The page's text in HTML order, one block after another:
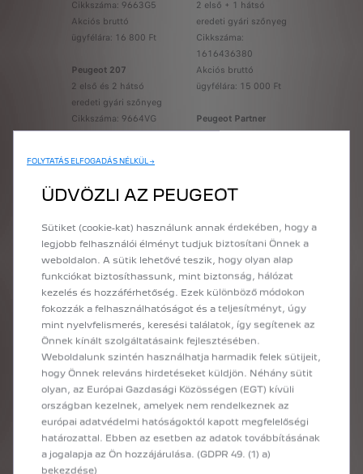
Cikkszáma: 9663G5
Akciós bruttó
ügyfélára: 16 800 Ft
Peugeot 207
2 első és 2 hátsó
eredeti gyári szőnyeg
Cikkszáma: 9664VG
Akciós bruttó
2 első + 2 hátsó
Cikkszáma:
1691343880
Akciós bruttó
ügyfélára: 12 600 Ft
Peugeot 2008 (P24E)
első eredeti gyári
szőnyeg
Cikkszáma:
1691353580
Akciós bruttó
ügyfélára: 9 400 Ft
2 első + 1 hátsó
eredeti gyári szőnyeg
Cikkszáma:
1616436380
Akciós bruttó
ügyfélára: 15 000 Ft
Peugeot Partner
Tepee (B9)
1609351980
ügyfélára: 24700 Ft
Peugeot Partner
Tepee (B9)
2 első + 1 hátsó
eredeti gyári szőnyeg
Cikkszáma:
1609072780
Akciós bruttó
ügyfélára: 26 500 Ft
* Az akciós kedvezmény a P Automobil Import Kft. által forgalmazott összes Mopar
FOLYTATÁS ELFOGADÁS NÉLKÜL →
ÜDVÖZLI AZ PEUGEOT
Sütiket (cookie-kat) használunk annak érdekében, hogy a
legjobb felhasználói élményt tudjuk biztosítani Önnek a
weboldalon. A sütik lehetővé teszik, hogy olyan alap
funkciókat biztosíthassunk, mint biztonság, hálózat
kezelés és hozzáférhetőség. Ezek különböző módokon
fokozzák a felhasználhatóságot és a teljesítményt, úgy
mint nyelvfelismerés, keresési találatok, így segítenek az
Önnek kínált szolgáltatásaink fejlesztésében.
Weboldalunk szintén használhatja harmadik felek sütijeit,
hogy Önnek releváns hirdetéseket küldjön. Néhány sütit
olyan, az Európai Gazdasági Közösségen (EGT) kívüli
országban kezelnek, amelyek nem rendelkeznek az
európai adatvédelmi hatóságoktól kapott megfelelőségi
határozattal. Ebben az esetben az adatok továbbításának
a jogalapja az Ön hozzájárulása. (GDPR 49. (1) a)
bekezdése)